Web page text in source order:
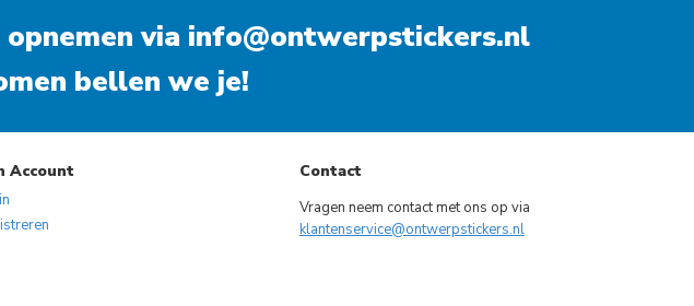
via info@ontwerpstickers.nl
bellen we je!
Account Contact
Vragen neem contact met ons op via
klantenservice@ontwerpstickers.nl